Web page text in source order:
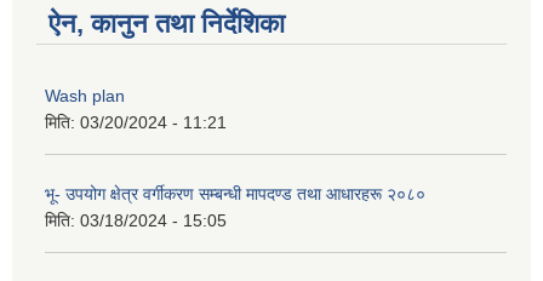
ऐन, कानुन तथा निर्देशिका
Wash plan
मिति: 03/20/2024 - 11:21
भू- उपयोग क्षेत्र वर्गीकरण सम्बन्धी मापदण्ड तथा आधारहरू २०८०
मिति: 03/18/2024 - 15:05